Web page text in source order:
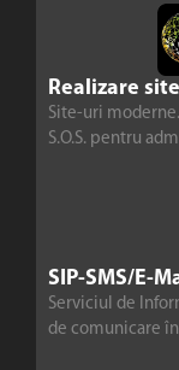
Realizare
Site-uri
S.O.S. pentru
SIP-SMS/E-
Serviciul de
de comunicare